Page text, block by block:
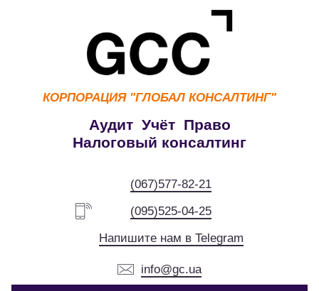
КОРПОРАЦИЯ "ГЛОБАЛ КОНСАЛТИНГ"
Аудит Учёт Право
Налоговый консалтинг
(067)577-82-21
(095)525-04-25
Напишите нам в Telegram
info@gc.ua